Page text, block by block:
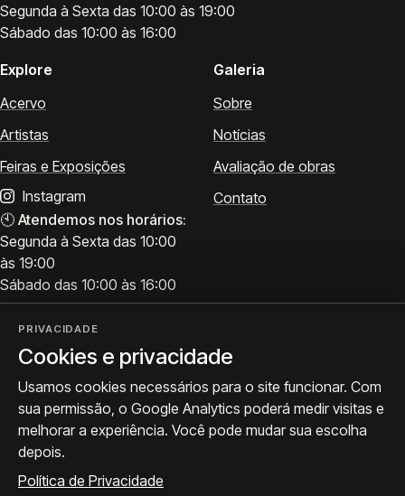
Segunda à Sexta das 10:00 às 19:00
Sábado das 10:00 às 16:00
Explore
Acervo
Artistas
Feiras e Exposições
Instagram
🕙 Atendemos nos horários:
Segunda à Sexta das 10:00
às 19:00
Sábado das 10:00 às 16:00
Galeria
Sobre
Notícias
Avaliação de obras
Contato
Visite
Atendimento para acervo,
avaliações e visitas.
Como chegar
Siga a ProArte
Exposições, obras e
bastidores.
PRIVACIDADE
Cookies e privacidade
Usamos cookies necessários para o site funcionar. Com
sua permissão, o Google Analytics poderá medir visitas e
melhorar a experiência. Você pode mudar sua escolha
depois.
Política de Privacidade